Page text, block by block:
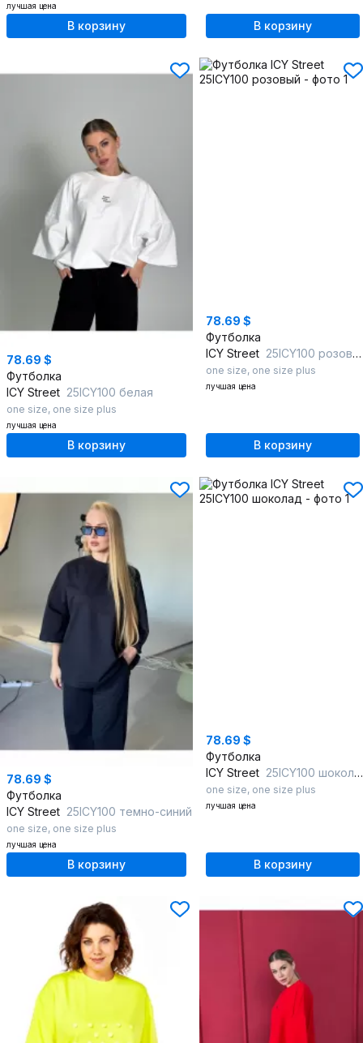
лучшая цена
В корзину В корзину
78.69 $
Футболка
ICY Street 25ICY100 белая
one size, one size plus
лучшая цена
В корзину
78.69 $
Футболка
ICY Street 25ICY100 розовый
one size, one size plus
лучшая цена
В корзину
78.69 $
Футболка
ICY Street 25ICY100 темно-синий
one size, one size plus
лучшая цена
В корзину
78.69 $
Футболка
ICY Street 25ICY100 шоколад
one size, one size plus
лучшая цена
В корзину